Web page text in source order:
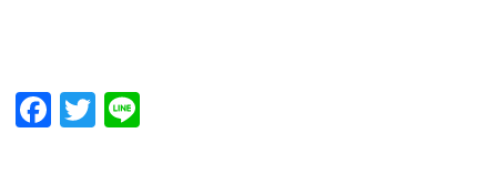
Facebook
Twitter